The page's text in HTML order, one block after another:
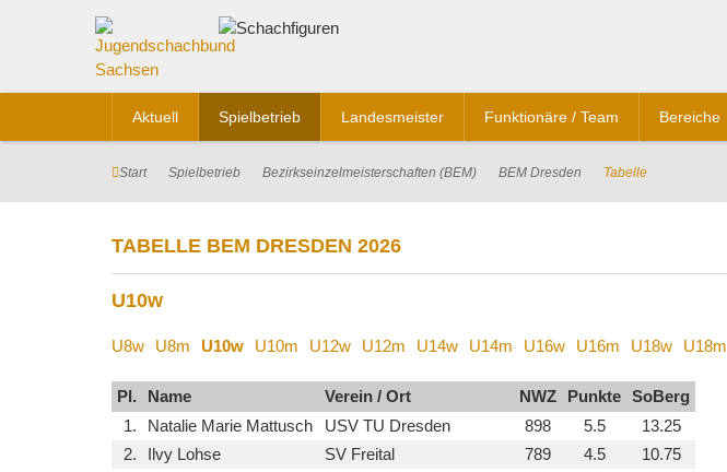
Aktuell Spielbetrieb Landesmeister Funktionäre / Team Bereiche
Start Spielbetrieb Bezirkseinzelmeisterschaften (BEM) BEM Dresden Tabelle
TABELLE BEM DRESDEN 2026
U10w
U8w U8m U10w U10m U12w U12m U14w U14m U16w U16m U18w U18m
Pl. Name Verein / Ort NWZ Punkte SoBerg
1.
Natalie Marie Mattusch USV TU Dresden 898 5.5
13.25
2.
Ilvy Lohse SV Freital 789 4.5
10.75